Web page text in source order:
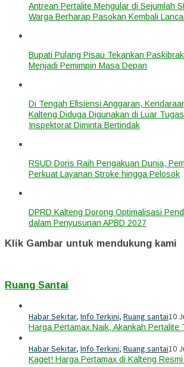
Antrean Pertalite Mengular di Sejumlah
Warga Berharap Pasokan Kembali
Bupati Pulang Pisau Tekankan
Menjadi Pemimpin Masa Depan
Di Tengah Efisiensi Anggaran,
Kalteng Diduga Digunakan di Luar
Inspektorat Diminta Bertindak
RSUD Doris Raih Pengakuan Dunia,
Perkuat Layanan Stroke hingga Pelosok
DPRD Kalteng Dorong Optimalisasi
dalam Penyusunan APBD 2027
Klik Gambar untuk mendukung kami
Ruang Santai
Habar Sekitar, Info Terkini, Ruang santai10
Harga Pertamax Naik, Akankah Pertalite
Habar Sekitar, Info Terkini, Ruang santai10
Kaget! Harga Pertamax di Kalteng